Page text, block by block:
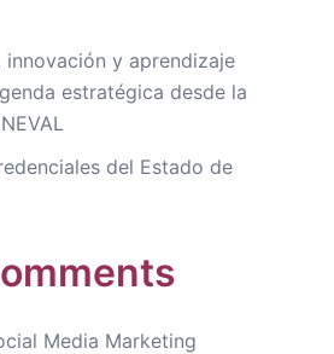
innovación y aprendizaje
estratégica desde la
del Estado de
Media Marketing